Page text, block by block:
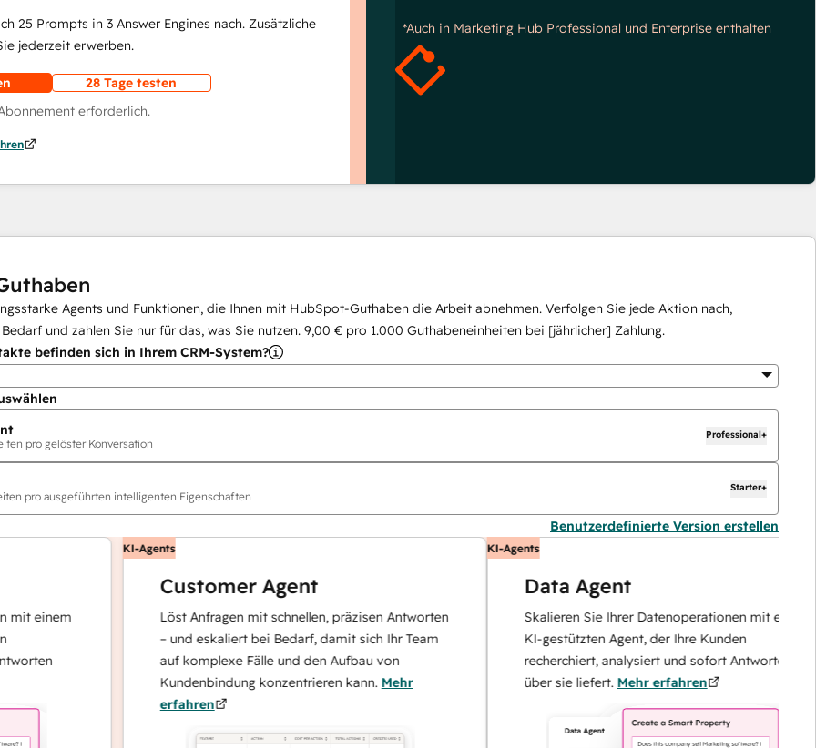
25 Prompts in 3 Answer Engines nach. Zusätzliche
jederzeit erwerben.
28 Tage testen
erforderlich.
*Auch in Marketing Hub Professional und Enterprise enthalten
Agents und Funktionen, die Ihnen mit HubSpot-Guthaben die Arbeit abnehmen. Verfolgen Sie jede Aktion nach,
und zahlen Sie nur für das, was Sie nutzen. 9,00 € pro 1.000 Guthabeneinheiten bei [jährlicher] Zahlung.
befinden sich in Ihrem CRM-System?
pro gelöster Konversation
Professional+
pro ausgeführten intelligenten Eigenschaften
Starter+
Benutzerdefinierte Version erstellen
KI-Agents
Customer Agent
Löst Anfragen mit schnellen, präzisen Antworten
– und eskaliert bei Bedarf, damit sich Ihr Team
auf komplexe Fälle und den Aufbau von
Kundenbindung konzentrieren kann.Mehr
erfahren
KI-Agents
Data Agent
Skalieren Sie Ihrer Datenoperationen mit einem
KI-gestützten Agent, der Ihre Kunden
recherchiert, analysiert und sofort Antworten
über sie liefert.Mehr erfahren